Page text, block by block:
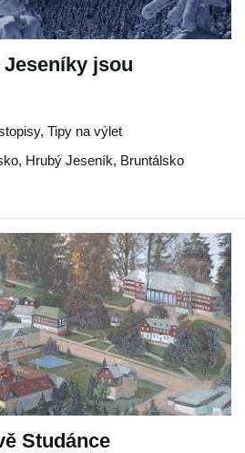
jsou
Tipy na výlet
, Hrubý Jeseník, Bruntálsko
Studánce